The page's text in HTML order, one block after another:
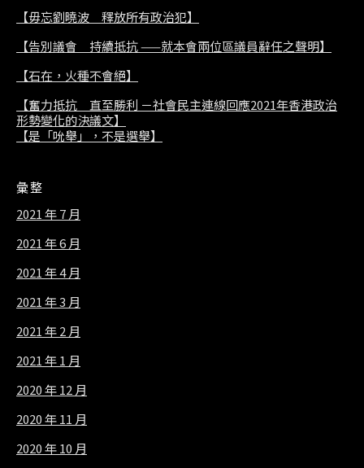
【毋忘劉曉波 釋放所有政治犯】
【告別議會 持續抵抗 ——就本會兩位區議員辭任之聲明】
【石在，火種不會絕】
【奮力抵抗 直至勝利 －社會民主連線回應2021年香港政治
形勢變化的決議文】
【是「吮舉」，不是選舉】
彙整
2021 年 7 月
2021 年 6 月
2021 年 4 月
2021 年 3 月
2021 年 2 月
2021 年 1 月
2020 年 12 月
2020 年 11 月
2020 年 10 月